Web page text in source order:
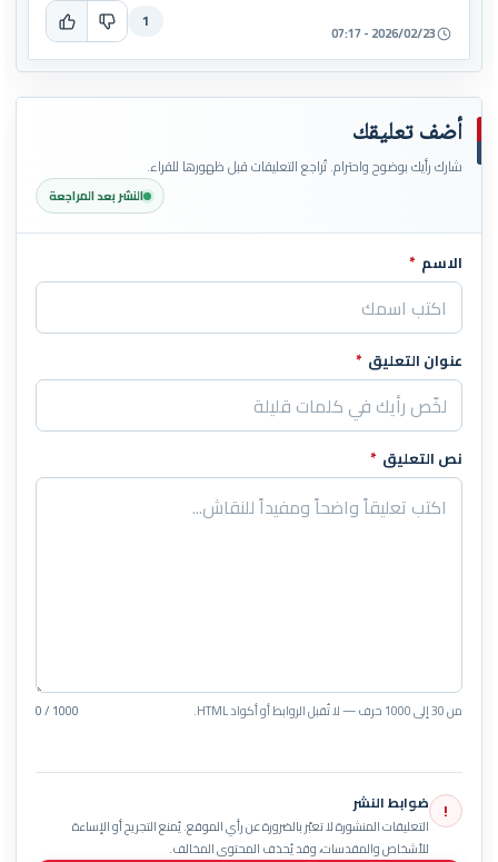
2026/02/23 - 07:17
1
أضف تعليقك
شارك رأيك بوضوح واحترام. تُراجع التعليقات قبل ظهورها للقراء.
النشر بعد المراجعة
اترك هذا الحقل فارغاً
الاسم *
عنوان التعليق *
نص التعليق *
من 30 إلى 1000 حرف — لا تُقبل الروابط أو أكواد HTML. 0 / 1000
! ضوابط النشر
التعليقات المنشورة لا تعبّر بالضرورة عن رأي الموقع. يُمنع التجريح أو الإساءة
للأشخاص والمقدسات، وقد يُحذف المحتوى المخالف.